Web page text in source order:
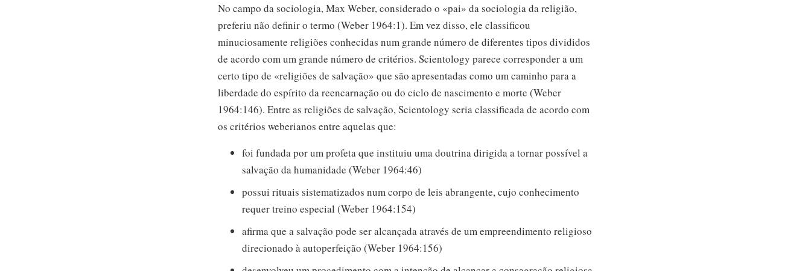
No campo da sociologia, Max Weber, considerado o «pai» da sociologia da religião,
preferiu não definir o termo (Weber 1964:1). Em vez disso, ele classificou
minuciosamente religiões conhecidas num grande número de diferentes tipos divididos
de acordo com um grande número de critérios. Scientology parece corresponder a um
certo tipo de «religiões de salvação» que são apresentadas como um caminho para a
liberdade do espírito da reencarnação ou do ciclo de nascimento e morte (Weber
1964:146). Entre as religiões de salvação, Scientology seria classificada de acordo com
os critérios weberianos entre aquelas que:
foi fundada por um profeta que instituiu uma doutrina dirigida a tornar possível a
salvação da humanidade (Weber 1964:46)
possui rituais sistematizados num corpo de leis abrangente, cujo conhecimento
requer treino especial (Weber 1964:154)
afirma que a salvação pode ser alcançada através de um empreendimento religioso
direcionado à autoperfeição (Weber 1964:156)